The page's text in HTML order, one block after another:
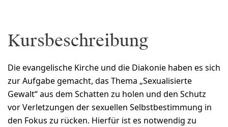
Kursbeschreibung
Die evangelische Kirche und die Diakonie haben es sich
zur Aufgabe gemacht, das Thema „Sexualisierte
Gewalt“ aus dem Schatten zu holen und den Schutz
vor Verletzungen der sexuellen Selbstbestimmung in
den Fokus zu rücken. Hierfür ist es notwendig zu